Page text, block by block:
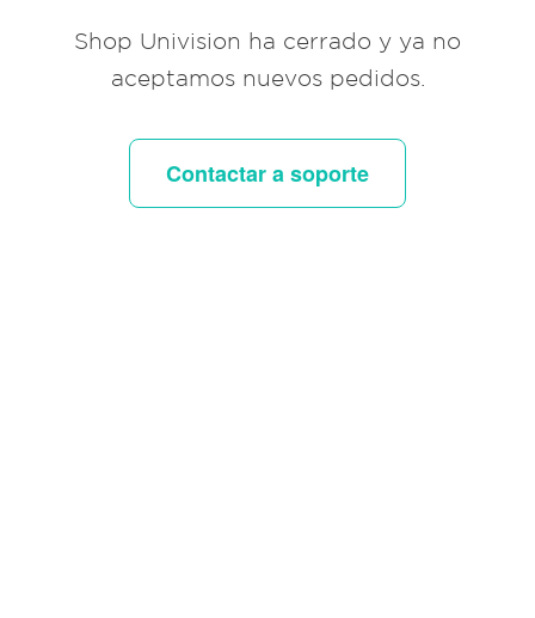
Shop Univision ha cerrado y ya no
aceptamos nuevos pedidos.
Contactar a soporte